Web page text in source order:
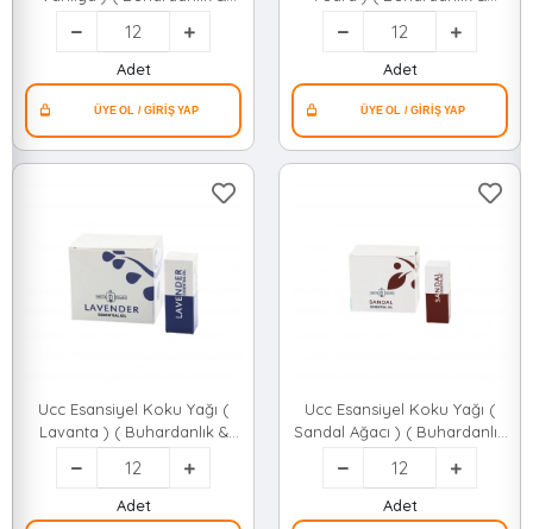
Çamaşır Makine & Ütü Vb.
Kullanım ) ( 10ml )*12x42
Adet
Çamaşır Makine & Ütü Vb.
Kullanım ) ( 10ml )*12x42
Adet
Ucc Esansiyel Koku Yağı (
Lavanta ) ( Buhardanlık &
Çamaşır Makine & Ütü Vb.
Kullanım ) ( 10ml )*12x42
Adet
Ucc Esansiyel Koku Yağı (
Sandal Ağacı ) ( Buhardanlık
& Çamaşır Makine & Ütü Vb.
Kullanım ) ( 10ml )*12x42
Adet